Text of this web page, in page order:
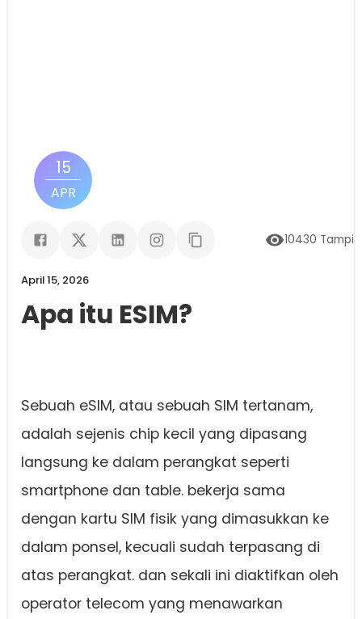
15
APR
10430
April 15, 2026
Apa itu ESIM?
Sebuah eSIM, atau sebuah SIM tertanam,
adalah sejenis chip kecil yang dipasang
langsung ke dalam perangkat seperti
smartphone dan table. bekerja sama
dengan kartu SIM fisik yang dimasukkan ke
dalam ponsel, kecuali sudah terpasang di
atas perangkat. dan sekali ini diaktifkan oleh
operator telecom yang menawarkan